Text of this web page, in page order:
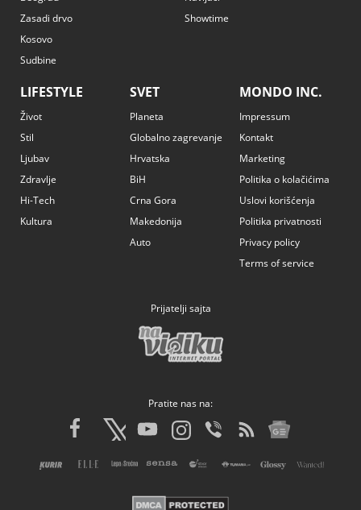
Zasadi drvo
Kosovo
Sudbine
Showtime
LIFESTYLE
Život
Stil
Ljubav
Zdravlje
Hi-Tech
Kultura
SVET
Planeta
Globalno zagrevanje
Hrvatska
BiH
Crna Gora
Makedonija
Auto
MONDO INC.
Impressum
Kontakt
Marketing
Politika o kolačićima
Uslovi korišćenja
Politika privatnosti
Privacy policy
Terms of service
Prijatelji sajta
Pratite nas na: